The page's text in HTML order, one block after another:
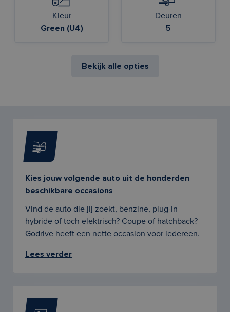
Kleur
Green (U4)
Deuren
5
Bekijk alle opties
Kies jouw volgende auto uit de honderden
beschikbare occasions
Vind de auto die jij zoekt, benzine, plug-in
hybride of toch elektrisch? Coupe of hatchback?
Godrive heeft een nette occasion voor iedereen.
Lees verder